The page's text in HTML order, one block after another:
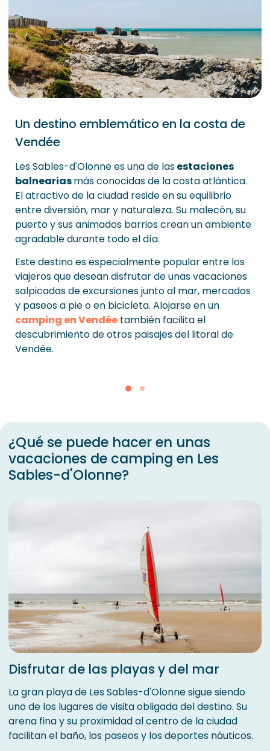
Un destino emblemático en la costa de
Vendée
Les Sables-d'Olonne es una de lasestaciones
balneariasmás conocidas de la costa atlántica.
El atractivo de la ciudad reside en su equilibrio
entre diversión, mar y naturaleza. Su malecón, su
puerto y sus animados barrios crean un ambiente
agradable durante todo el día.
Este destino es especialmente popular entre los
viajeros que desean disfrutar de unas vacaciones
salpicadas de excursiones junto al mar, mercados
y paseos a pie o en bicicleta. Alojarse en un
camping en Vendéetambién facilita el
descubrimiento de otros paisajes del litoral de
Vendée.
¿Qué se puede hacer en unas
vacaciones de camping en Les
Sables-d'Olonne?
Disfrutar de las playas y del mar
La gran playa de Les Sables-d'Olonne sigue siendo
uno de los lugares de visita obligada del destino. Su
arena fina y su proximidad al centro de la ciudad
facilitan el baño, los paseos y los deportes náuticos.